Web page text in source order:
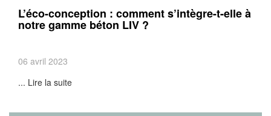
L’éco-conception : comment s’intègre-t-elle à
notre gamme béton LIV ?
06 avril 2023
... Lire la suite